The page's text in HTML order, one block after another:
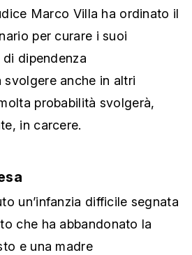
Marco Villa ha ordinato il
per curare i suoi
dipendenza
svolgere anche in altri
probabilità svolgerà,
in carcere.
un’infanzia difficile segnata
che ha abbandonato la
e una madre